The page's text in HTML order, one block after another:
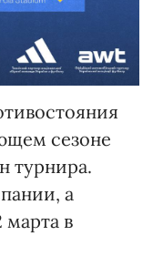
сезоне
турнира.
а
марта в